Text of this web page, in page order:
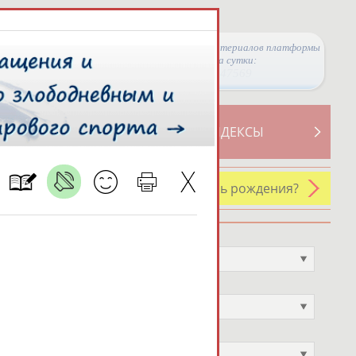
Просмотры материалов платформы
за сутки:
СВОДНЫЕ ИНДЕКСЫ
У кого сегодня день рождения?